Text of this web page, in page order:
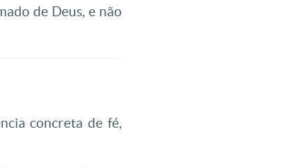
de Deus, e não
concreta de fé,